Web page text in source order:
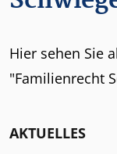
Hier sehen Sie
"Familienrecht
AKTUELLES